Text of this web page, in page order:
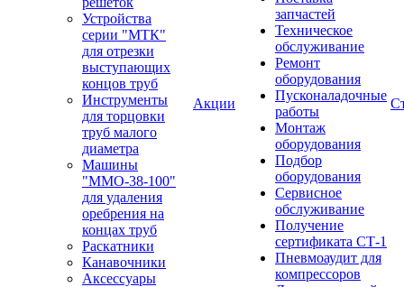
Устройства
серии "МТК"
для отрезки
выступающих
концов труб
Инструменты
для торцовки
труб малого
диаметра
Машины
"ММО-38-100"
для удаления
оребрения на
концах труб
Раскатники
Канавочники
Аксессуары
Акции
запчастей
Техническое
обслуживание
Ремонт
оборудования
Пусконаладочные
работы
Монтаж
оборудования
Подбор
оборудования
Сервисное
обслуживание
Получение
сертификата СТ-1
Пневмоаудит для
компрессоров